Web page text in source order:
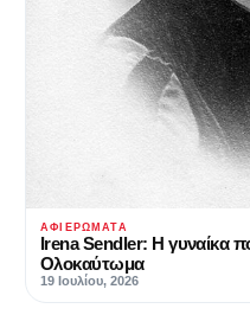
ΑΦΙΕΡΏΜΑΤΑ
Irena Sendler‎‎: Η γυναίκα
Ολοκαύτωμα
19 Ιουλίου, 2026